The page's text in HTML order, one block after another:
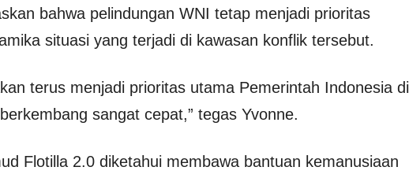
bahwa pelindungan WNI tetap menjadi prioritas
situasi yang terjadi di kawasan konflik tersebut.
terus menjadi prioritas utama Pemerintah Indonesia di
sangat cepat,” tegas Yvonne.
Flotilla 2.0 diketahui membawa bantuan kemanusiaan